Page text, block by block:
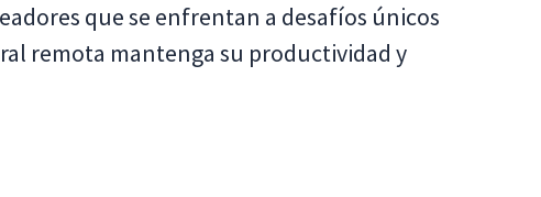
que se enfrentan a desafíos únicos
remota mantenga su productividad y